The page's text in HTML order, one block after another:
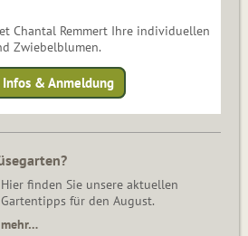
Chantal Remmert Ihre individuellen
Zwiebelblumen.
& Anmeldung
Hier finden Sie unsere aktuellen
Gartentipps für den August.
mehr…